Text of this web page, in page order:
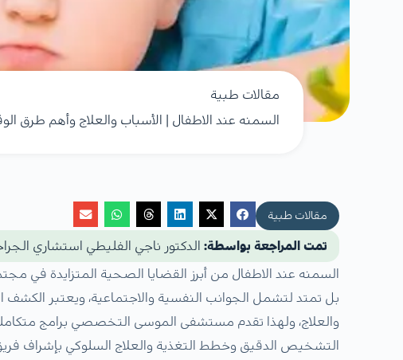
مقالات طبية
السمنه عند الاطفال | الأسباب والعلاج وأهم طرق
مقالات طبية
تمت المراجعة بواسطة: الدكتور ناجي الفليطي استشاري
السمنه عند الاطفال من أبرز القضايا الصحية المتزايدة في
بل تمتد لتشمل الجوانب النفسية والاجتماعية، ويعتبر الكشف
والعلاج، ولهذا تقدم مستشفى الموسى التخصصي برامج
التشخيص الدقيق وخطط التغذية والعلاج السلوكي بإشراف